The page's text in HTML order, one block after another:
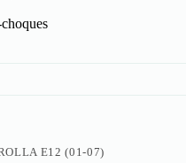
E12 (01-07)